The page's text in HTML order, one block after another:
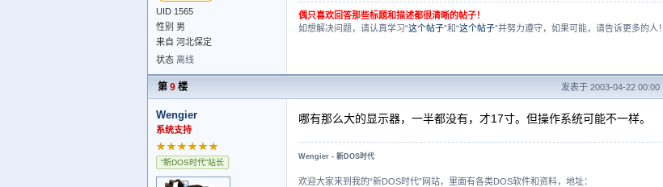
UID 1565
性别 男
来自 河北保定
状态 离线
偶只喜欢回答那些标题和描述都很清晰的帖子！
如想解决问题，请认真学习“这个帖子”和“这个帖子”并努力遵守，如果可能，请告诉更多的人！
第 9 楼 发表于 2003-04-22 00:00
Wengier
系统支持
★★★★★★
“新DOS时代”站长
哪有那么大的显示器，一半都没有，才17寸。但操作系统可能不一样。
Wengier - 新DOS时代
欢迎大家来到我的“新DOS时代”网站，里面有各类DOS软件和资料，地址：